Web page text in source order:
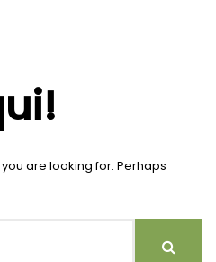
are looking for. Perhaps